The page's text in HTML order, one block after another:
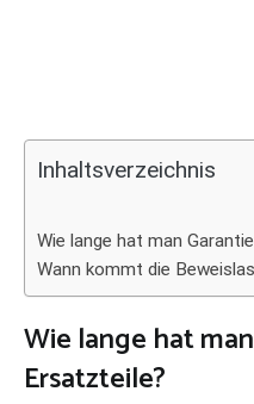
Inhaltsverzeichnis
Wie lange hat man
Wann kommt die
Wie lange hat
Ersatzteile?